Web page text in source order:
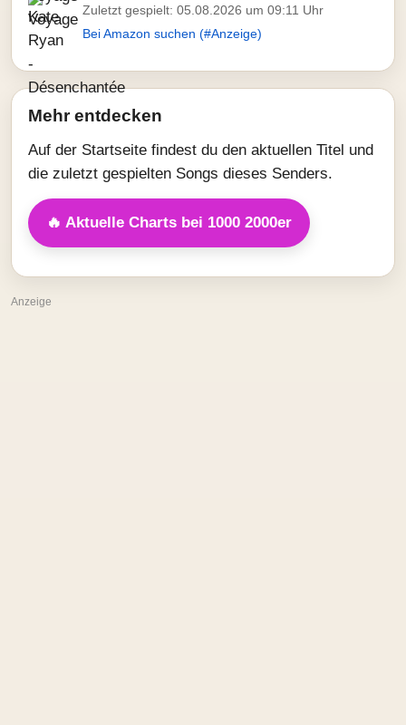
Zuletzt gespielt: 05.08.2026 um 09:11 Uhr
Bei Amazon suchen (#Anzeige)
Mehr entdecken
Auf der Startseite findest du den aktuellen Titel und
die zuletzt gespielten Songs dieses Senders.
🔥 Aktuelle Charts bei 1000 2000er
Anzeige